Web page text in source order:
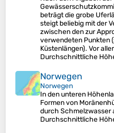
beträgt die grobe
steigt beliebig mit der
zwischen den zur
verwendeten Punkten
Küstenlängen). Vor
Durchschnittliche
Norwegen
Norwegen
In den unteren
Formen von
durch Schmelzwasser
Durchschnittliche